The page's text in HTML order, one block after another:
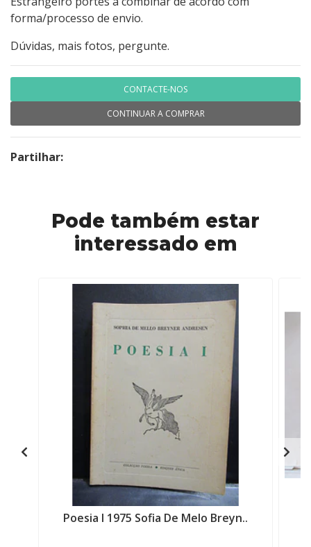
forma/processo de envio.
Dúvidas, mais fotos, pergunte.
CONTACTE-NOS
CONTINUAR A COMPRAR
Partilhar:
Pode também estar
interessado em
Poesia I 1975 Sofia De Melo Breyn..